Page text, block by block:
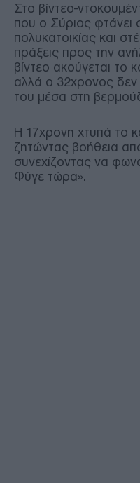
Στο βίντεο-
που ο Σύριος φτάνει
πολυκατοικίας και
πράξεις προς την
βίντεο ακούγεται το
αλλά ο 32χρονος δεν
του μέσα στη
Η 17χρονη χτυπά το
ζητώντας βοήθεια
συνεχίζοντας να
Φύγε τώρα».